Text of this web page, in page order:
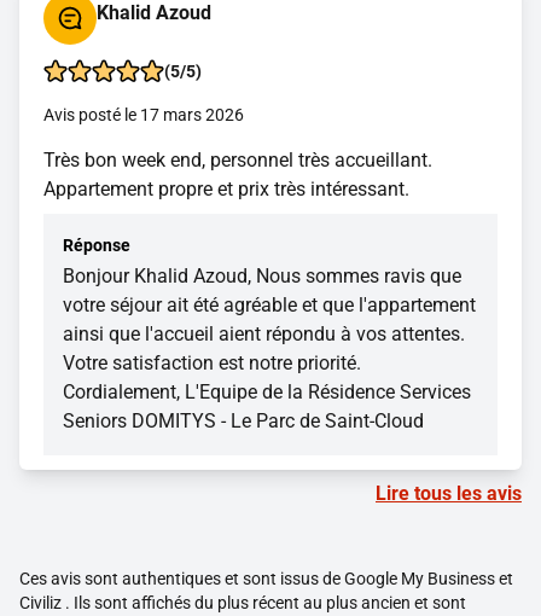
Khalid Azoud
(5/5)
Avis posté le 17 mars 2026
Très bon week end, personnel très accueillant.
Appartement propre et prix très intéressant.
Réponse
Bonjour Khalid Azoud, Nous sommes ravis que
votre séjour ait été agréable et que l'appartement
ainsi que l'accueil aient répondu à vos attentes.
Votre satisfaction est notre priorité.
Cordialement, L'Equipe de la Résidence Services
Seniors DOMITYS - Le Parc de Saint-Cloud
Lire tous les avis
Ces avis sont authentiques et sont issus de Google My Business et
Civiliz . Ils sont affichés du plus récent au plus ancien et sont